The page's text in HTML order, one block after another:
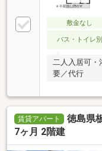
敷金なし
バス・トイレ別
二人入居可
要／代行
賃貸アパート
徳島県
7ヶ月 2階建